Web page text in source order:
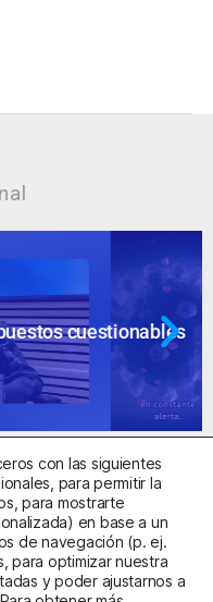
cuestionables
el código E08737002
con las siguientes
para permitir la
para mostrarte
en base a un
de navegación (p. ej.
para optimizar nuestra
y poder ajustarnos a